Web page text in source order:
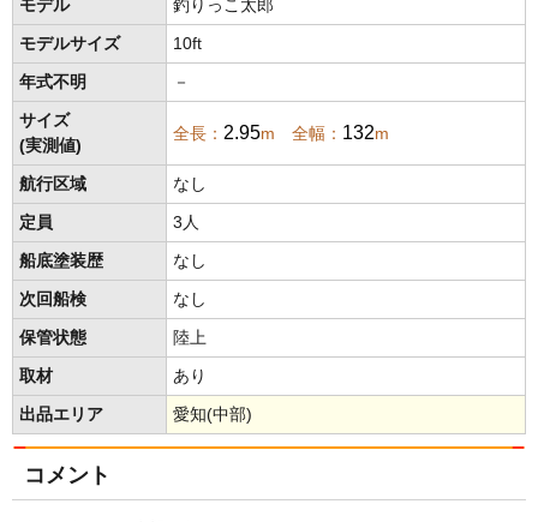
モデル 釣りっこ太郎
モデルサイズ 10ft
年式不明 －
サイズ
(実測値)
全長： 2.95m 全幅： 132m
航行区域 なし
定員 3人
船底塗装歴 なし
次回船検 なし
保管状態 陸上
取材 あり
出品エリア 愛知(中部)
コメント